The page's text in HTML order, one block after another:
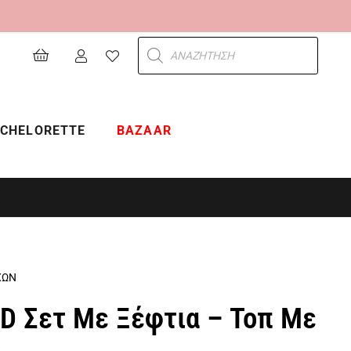
Products
search
BAZAAR
Σετ Με Ξέφτια – Τοπ Με